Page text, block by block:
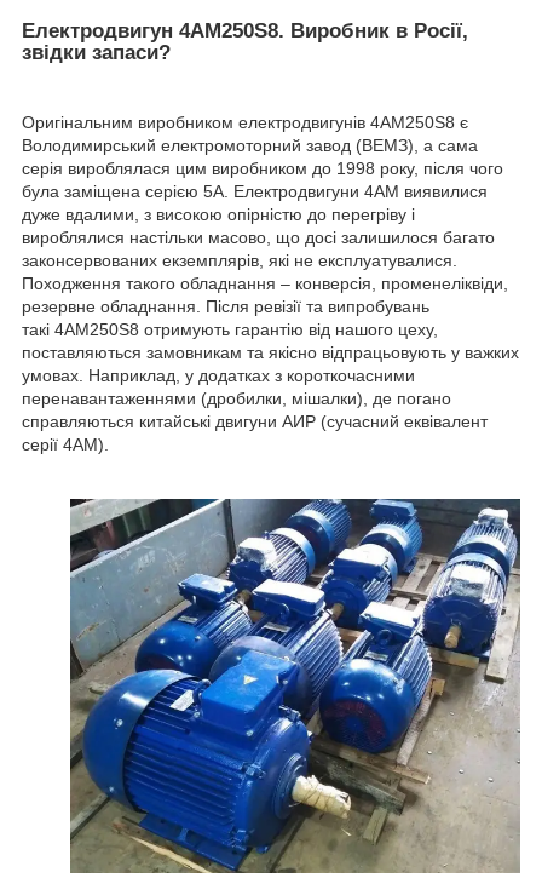
Електродвигун 4АМ250S8. Виробник в Росії,
звідки запаси?
Оригінальним виробником електродвигунів 4АМ250S8 є
Володимирський електромоторний завод (ВЕМЗ), а сама
серія вироблялася цим виробником до 1998 року, після чого
була заміщена серією 5А. Електродвигуни 4АМ виявилися
дуже вдалими, з високою опірністю до перегріву і
вироблялися настільки масово, що досі залишилося багато
законсервованих екземплярів, які не експлуатувалися.
Походження такого обладнання – конверсія, променеліквіди,
резервне обладнання. Після ревізії та випробувань
такі 4АМ250S8 отримують гарантію від нашого цеху,
поставляються замовникам та якісно відпрацьовують у важких
умовах. Наприклад, у додатках з короткочасними
перенавантаженнями (дробилки, мішалки), де погано
справляються китайські двигуни АИР (сучасний еквівалент
серії 4АМ).